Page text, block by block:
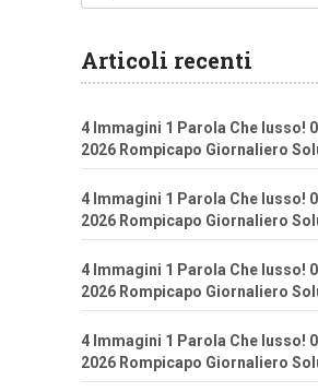
Articoli recenti
4 Immagini 1 Parola Che lusso!
2026 Rompicapo Giornaliero
4 Immagini 1 Parola Che lusso!
2026 Rompicapo Giornaliero
4 Immagini 1 Parola Che lusso!
2026 Rompicapo Giornaliero
4 Immagini 1 Parola Che lusso!
2026 Rompicapo Giornaliero